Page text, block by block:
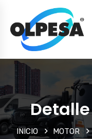
INICIO MOTOR